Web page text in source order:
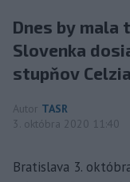
Dnes by mala
Slovenka
stupňov
Autor TASR
3. októbra 2020 11:40
Bratislava 3.